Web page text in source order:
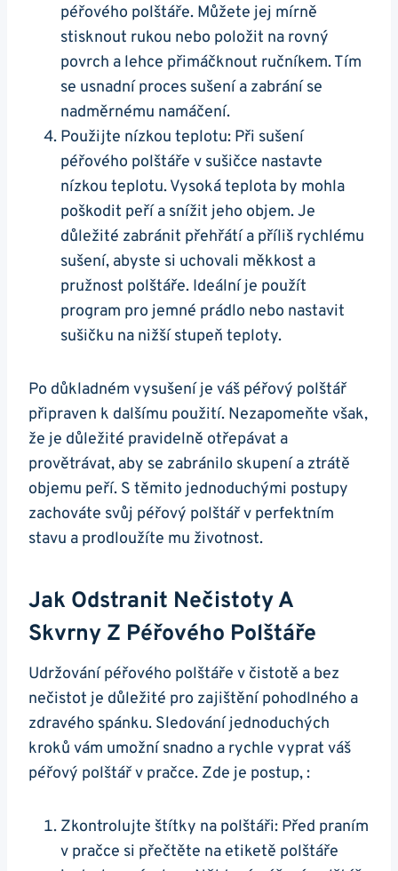
péřového polštáře. Můžete jej mírně
stisknout rukou nebo položit na rovný
povrch a lehce přimáčknout ručníkem. Tím
se usnadní proces sušení a zabrání se
nadměrnému namáčení.
Použijte nízkou teplotu: Při sušení
péřového polštáře v sušičce nastavte
nízkou teplotu. Vysoká teplota by mohla
poškodit peří a snížit jeho objem. Je
důležité zabránit přehřátí a příliš rychlému
sušení, abyste si uchovali měkkost a
pružnost polštáře. Ideální je použít
program pro jemné prádlo nebo nastavit
sušičku na nižší stupeň teploty.
Po důkladném vysušení je váš péřový polštář
připraven k dalšímu použití. Nezapomeňte však,
že je důležité pravidelně otřepávat a
provětrávat, aby se zabránilo skupení a ztrátě
objemu peří. S těmito jednoduchými postupy
zachováte svůj péřový polštář v perfektním
stavu a prodloužíte mu životnost.
Jak Odstranit Nečistoty A
Skvrny Z Péřového Polštáře
Udržování péřového polštáře v čistotě a bez
nečistot je důležité pro zajištění pohodlného a
zdravého spánku. Sledování jednoduchých
kroků vám umožní snadno a rychle vyprat váš
péřový polštář v pračce. Zde je postup, :
Zkontrolujte štítky na polštáři: Před praním
v pračce si přečtěte na etiketě polštáře